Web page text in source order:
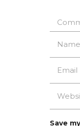
Save